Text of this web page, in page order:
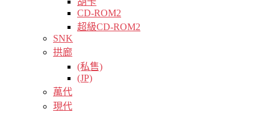
CD-ROM2
超級CD-ROM2
SNK
拱廊
(私售)
(JP)
萬代
現代